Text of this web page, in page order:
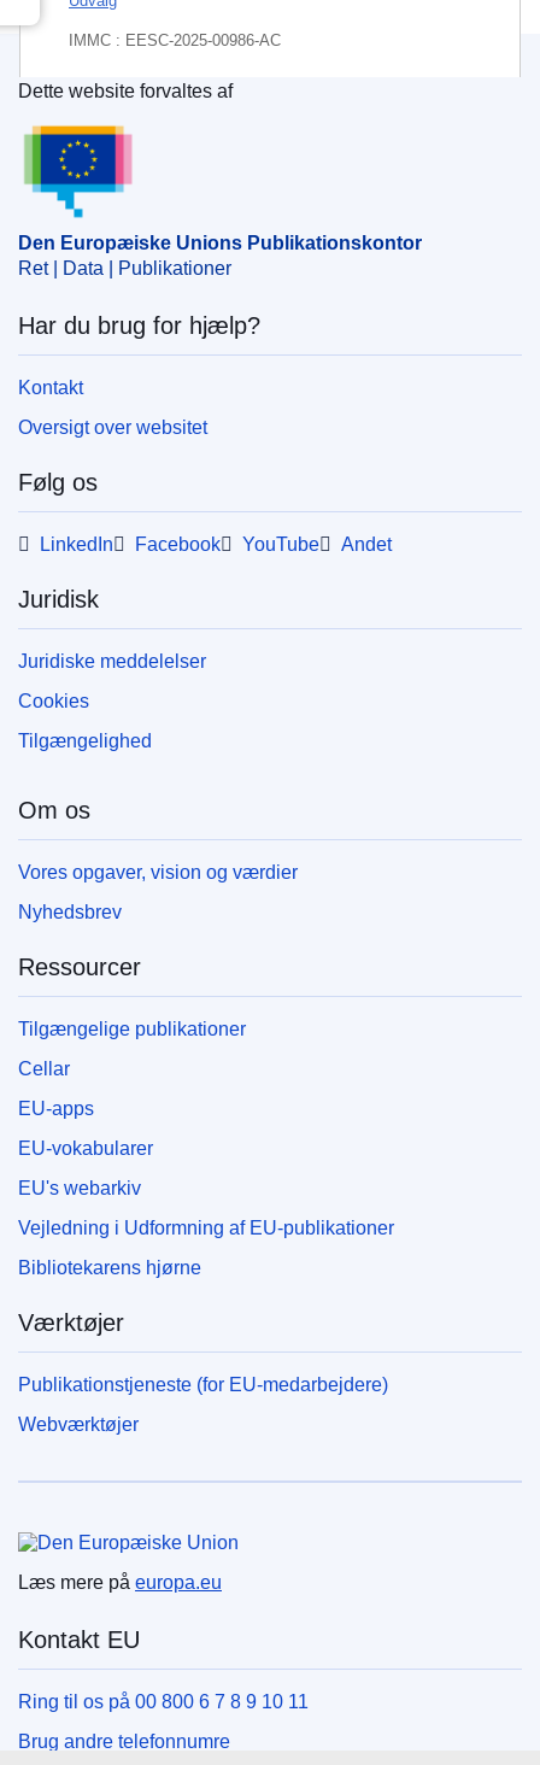
IMMC : EESC-2025-00986-AC
EDITION : 2d0c56f3-167c-4284-9c69-6bdee6d8ebc2
EDITION : 59b48d7f-4a4c-11f0-85ba-01aa75ed71a1
Den Europæiske Unions Publikationskontor
Dette website forvaltes af
Den Europæiske Unions Publikationskontor
Ret | Data | Publikationer
Har du brug for hjælp?
Kontakt
Oversigt over websitet
Følg os
LinkedIn Facebook YouTube Andet
Juridisk
Juridiske meddelelser
Cookies
Tilgængelighed
Om os
Vores opgaver, vision og værdier
Nyhedsbrev
Ressourcer
Tilgængelige publikationer
Cellar
EU-apps
EU-vokabularer
EU's webarkiv
Vejledning i Udformning af EU-publikationer
Bibliotekarens hjørne
Værktøjer
Publikationstjeneste (for EU-medarbejdere)
Webværktøjer
Læs mere på europa.eu
Kontakt EU
Ring til os på 00 800 6 7 8 9 10 11
Brug andre telefonnumre